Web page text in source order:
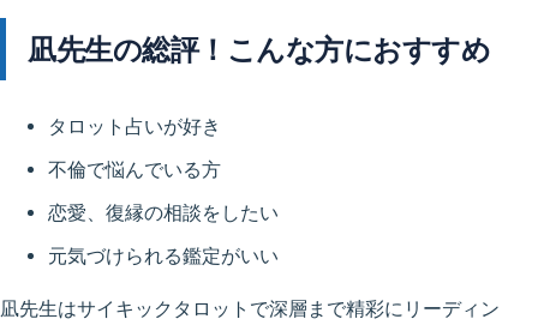
凪先生の総評！こんな方におすすめ
タロット占いが好き
不倫で悩んでいる方
恋愛、復縁の相談をしたい
元気づけられる鑑定がいい
凪先生はサイキックタロットで深層まで精彩にリーディン